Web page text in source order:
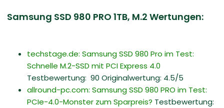
Samsung SSD 980 PRO 1TB, M.2 Wertungen:
techstage.de: Samsung SSD 980 Pro im Test:
Schnelle M.2-SSD mit PCI Express 4.0
Testbewertung: 90 Originalwertung: 4.5/5
allround-pc.com: Samsung SSD 980 PRO im Test:
PCIe-4.0-Monster zum Sparpreis? Testbewertung: